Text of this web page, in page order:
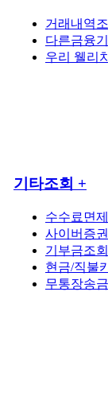
거래내역
다른금융
우리 웰리
기타조회 +
수수료면
사이버증
기부금조회
현금/직불
무통장송